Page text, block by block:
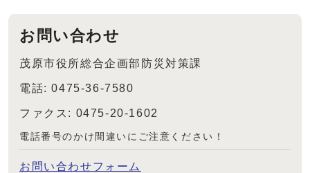
お問い合わせ
茂原市役所総合企画部防災対策課
電話: 0475-36-7580
ファクス: 0475-20-1602
電話番号のかけ間違いにご注意ください！
お問い合わせフォーム